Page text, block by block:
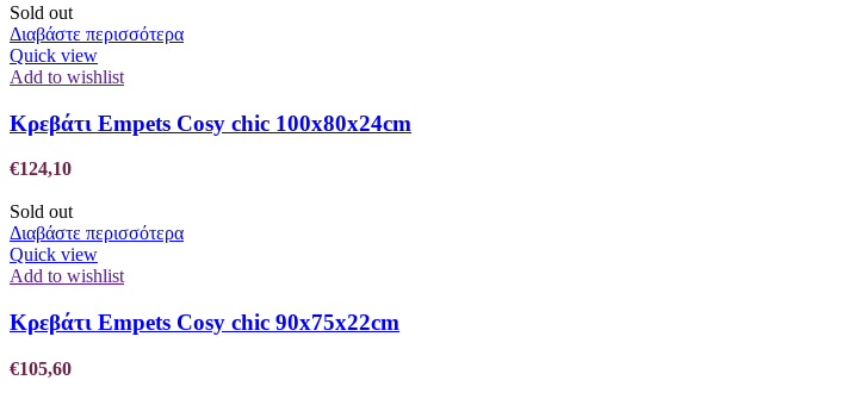
Sold out
Διαβάστε περισσότερα
Quick view
Add to wishlist
Κρεβάτι Empets Cosy chic 100x80x24cm
€124,10
Sold out
Διαβάστε περισσότερα
Quick view
Add to wishlist
Κρεβάτι Empets Cosy chic 90x75x22cm
€105,60